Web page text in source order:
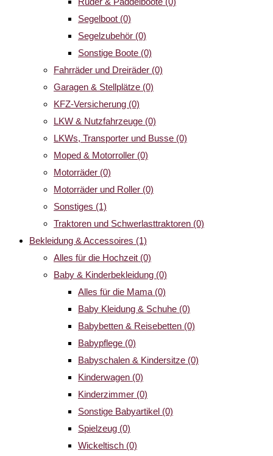
Segelboot (0)
Segelzubehör (0)
Sonstige Boote (0)
Fahrräder und Dreiräder (0)
Garagen & Stellplätze (0)
KFZ-Versicherung (0)
LKW & Nutzfahrzeuge (0)
LKWs, Transporter und Busse (0)
Moped & Motorroller (0)
Motorräder (0)
Motorräder und Roller (0)
Sonstiges (1)
Traktoren und Schwerlasttraktoren (0)
Bekleidung & Accessoires (1)
Alles für die Hochzeit (0)
Baby & Kinderbekleidung (0)
Alles für die Mama (0)
Baby Kleidung & Schuhe (0)
Babybetten & Reisebetten (0)
Babypflege (0)
Babyschalen & Kindersitze (0)
Kinderwagen (0)
Kinderzimmer (0)
Sonstige Babyartikel (0)
Spielzeug (0)
Wickeltisch (0)